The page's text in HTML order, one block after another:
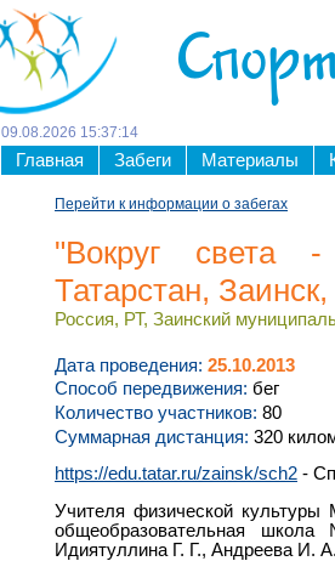
09 08 2026 15:37:15
Главная Забеги Материалы
Перейти к информации о забегах
"Вокруг света
Татарстан,
Россия, РТ, Заинский
Дата проведения: 25.10.2013
Способ передвижения: бег
Количество участников: 80
Суммарная дистанция: 320
https://edu.tatar.ru/zainsk/sch2 -
Учителя физической культуры
общеобразовательная
Идиятуллина Г. Г., Андреева И.